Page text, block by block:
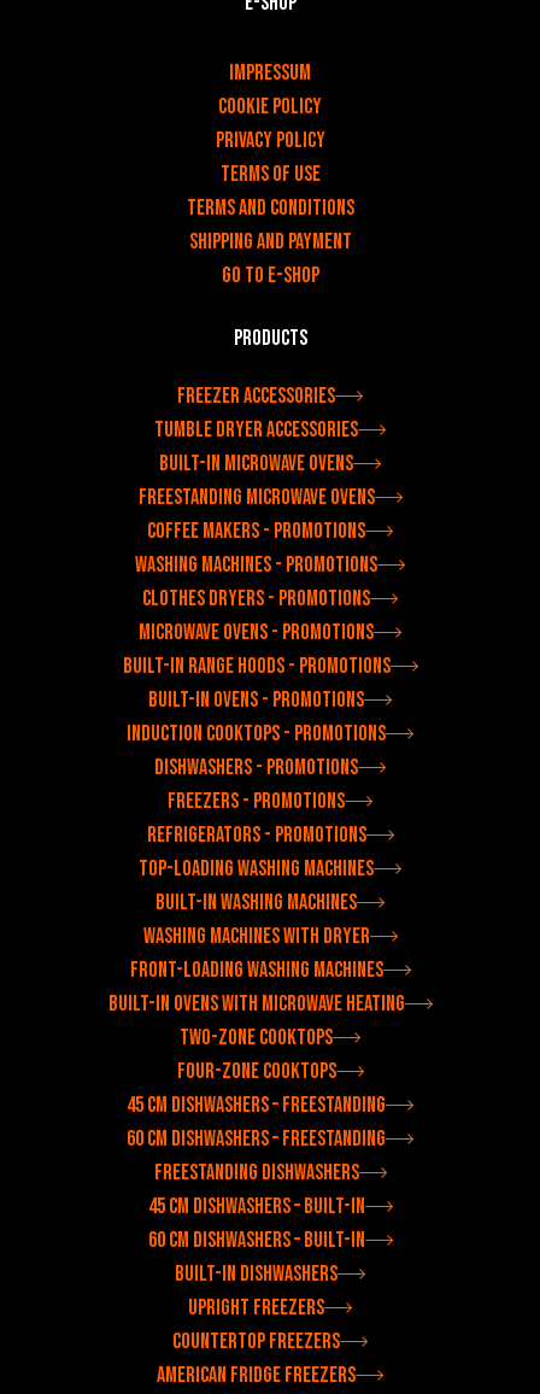
Impressum
Cookie Policy
Privacy policy
Terms of use
Terms and Conditions
Shipping and payment
Go to e-shop
Products
Freezer accessories
Tumble dryer accessories
Built-in microwave ovens
Freestanding microwave ovens
Coffee makers - Promotions
Washing machines - Promotions
Clothes dryers - Promotions
Microwave ovens - Promotions
Built-in range hoods - Promotions
Built-in ovens - Promotions
Induction cooktops - Promotions
Dishwashers - Promotions
Freezers - Promotions
Refrigerators - Promotions
Top-loading washing machines
Built-in washing machines
Washing machines with dryer
Front-loading washing machines
Built-in ovens with microwave heating
Two-zone cooktops
Four-zone cooktops
45 cm dishwashers – freestanding
60 cm dishwashers – freestanding
Freestanding dishwashers
45 cm dishwashers – built-in
60 cm dishwashers – built-in
Built-in dishwashers
Upright freezers
Countertop freezers
American fridge freezers